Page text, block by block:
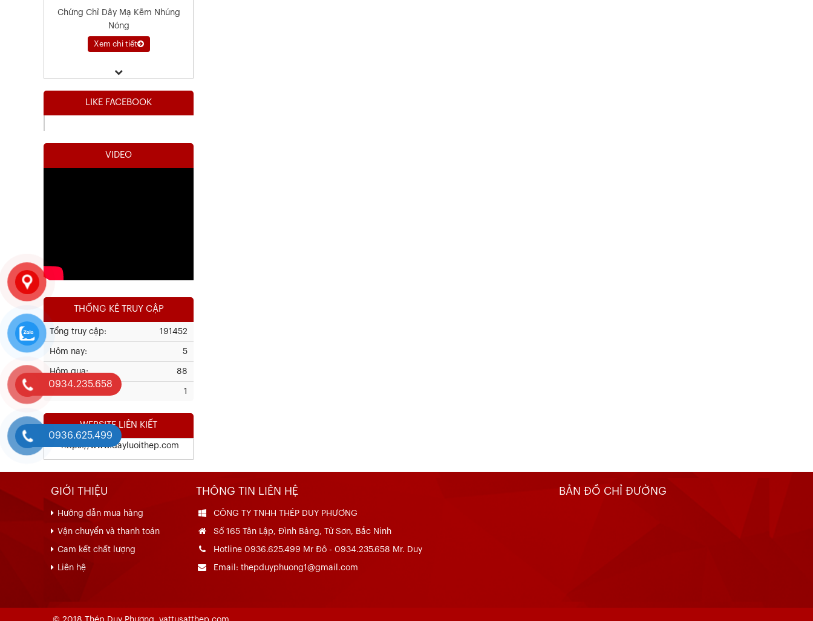
Chứng Chỉ Dây Mạ Kẽm Nhúng
Nóng
Xem chi tiết
Kết Quả Thử Nghiệm Lưới Tô Tường
Xem chi tiết
Chứng Chỉ Chất Lượng Thép Cây
HÒA PHÁT
LIKE FACEBOOK
VIDEO
THỐNG KÊ TRUY CẬP
191452
Tổng truy cập:
5
Hôm nay:
88
Hôm qua:
1
WEBSITE LIÊN KIẾT
https://www.dayluoithep.com
GIỚI THIỆU
Hướng dẫn mua hàng
Vận chuyển và thanh toán
Cam kết chất lượng
Liên hệ
THÔNG TIN LIÊN HỆ
CÔNG TY TNHH THÉP DUY PHƯƠNG
Số 165 Tân Lập, Đình Bảng, Từ Sơn, Bắc Ninh
Hotline 0936.625.499 Mr Đô - 0934.235.658 Mr. Duy
Email: thepduyphuong1@gmail.com
BẢN ĐỒ CHỈ ĐƯỜNG
0934.235.658
0936.625.499